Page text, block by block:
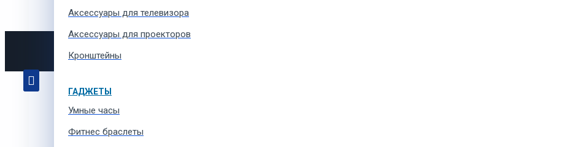
Aксессуары для телевизора
Аксессуары для проекторов
Кронштейны
ГАДЖЕТЫ
Умные часы
Фитнес браслеты
Кэшбэк